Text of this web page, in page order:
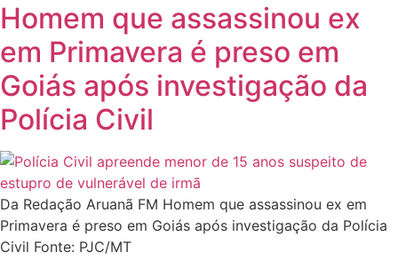
Homem que assassinou ex
em Primavera é preso em
Goiás após investigação da
Polícia Civil
Da Redação Aruanã FM Homem que assassinou ex em
Primavera é preso em Goiás após investigação da Polícia
Civil Fonte: PJC/MT